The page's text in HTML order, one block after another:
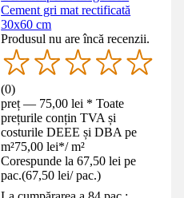
Cement gri mat rectificată
30x60 cm
Produsul nu are încă recenzii.
(0)
preț — 75,00 lei * Toate
prețurile conțin TVA și
costurile DEEE și DBA pe
m²75,00 lei*/ m²
Corespunde la 67,50 lei pe
pac.(67,50 lei/ pac.)